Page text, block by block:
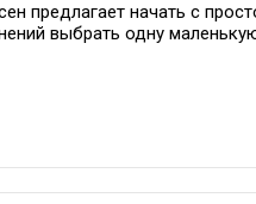
предлагает начать с
выбрать одну